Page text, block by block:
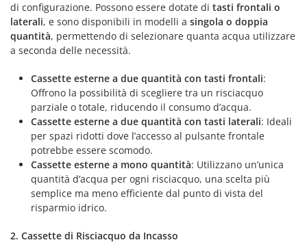
di configurazione. Possono essere dotate di tasti frontali o
laterali, e sono disponibili in modelli a singola o doppia
quantità, permettendo di selezionare quanta acqua utilizzare
a seconda delle necessità.
Cassette esterne a due quantità con tasti frontali:
Offrono la possibilità di scegliere tra un risciacquo
parziale o totale, riducendo il consumo d’acqua.
Cassette esterne a due quantità con tasti laterali: Ideali
per spazi ridotti dove l’accesso al pulsante frontale
potrebbe essere scomodo.
Cassette esterne a mono quantità: Utilizzano un’unica
quantità d’acqua per ogni risciacquo, una scelta più
semplice ma meno efficiente dal punto di vista del
risparmio idrico.
2. Cassette di Risciacquo da Incasso